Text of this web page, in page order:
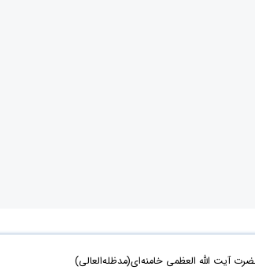
الله العظمی خامنه‌ای(مدظله‌العالی)